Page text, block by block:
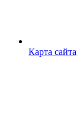
Карта сайта